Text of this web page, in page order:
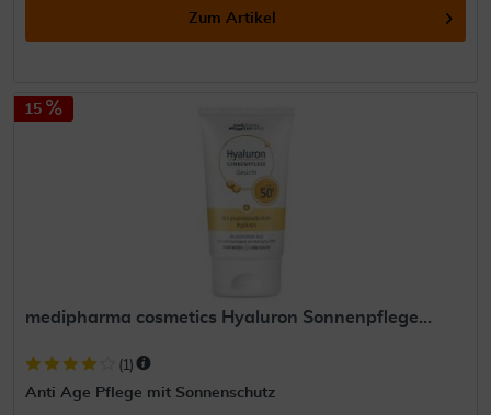
Zum Artikel
15
medipharma cosmetics Hyaluron Sonnenpflege...
(1)
Anti Age Pflege mit Sonnenschutz